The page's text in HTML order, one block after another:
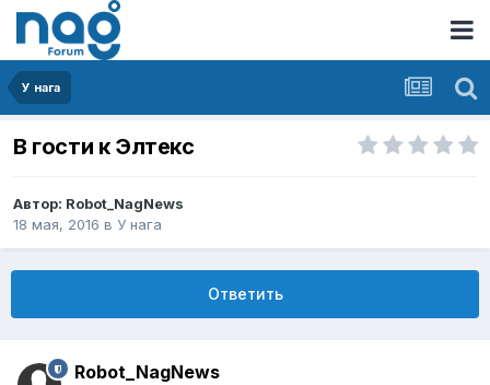
У нага
В гости к Элтекс
Автор: Robot_NagNews
18 мая, 2016 в У нага
Ответить
Robot_NagNews